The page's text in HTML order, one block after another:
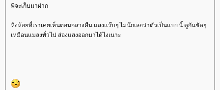
พี่จะเก็บมาฝาก
หิ่งห้อยที่เราเคยเห็นตอนกลางคืน แสงแว๊บๆ ไม่นึกเลยว่าตัวเป็นแบบนี้ ดูกันชัดๆ
เหมือนแมลงทั่วไป ส่องแสงออกมาได้ไงเนาะ